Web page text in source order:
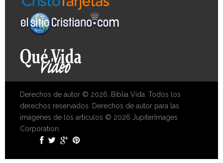
Derechos de autor © 2026, Biblia Vida. Todos los
derechos reservados. Derechos de autor para las
imágenes de los artículos © 2026 JupiterImages
Corporation.